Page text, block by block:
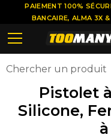
Pistolet
Silicone,
PAIEMENT 100%
BANCAIRE, ALMA 3X